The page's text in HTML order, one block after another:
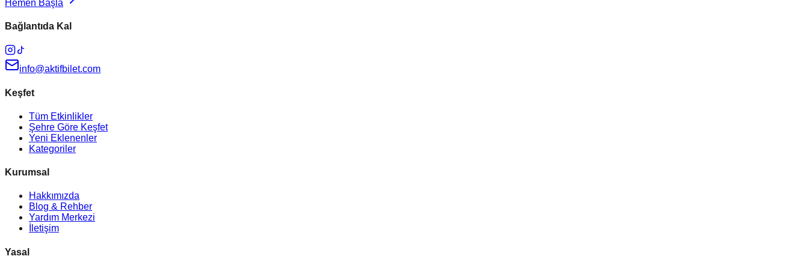
Hemen Başla
Bağlantıda Kal
info@aktifbilet.com
Keşfet
Tüm Etkinlikler
Şehre Göre Keşfet
Yeni Eklenenler
Kategoriler
Kurumsal
Hakkımızda
Blog & Rehber
Yardım Merkezi
İletişim
Yasal